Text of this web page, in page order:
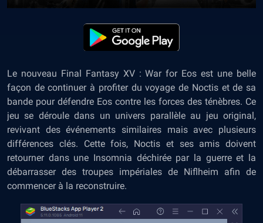
Le nouveau Final Fantasy XV : War for Eos est une belle
façon de continuer à profiter du voyage de Noctis et de sa
bande pour défendre Eos contre les forces des ténèbres. Ce
jeu se déroule dans un univers parallèle au jeu original,
revivant des événements similaires mais avec plusieurs
différences clés. Cette fois, Noctis et ses amis doivent
retourner dans une Insomnia déchirée par la guerre et la
débarrasser des troupes impériales de Niflheim afin de
commencer à la reconstruire.